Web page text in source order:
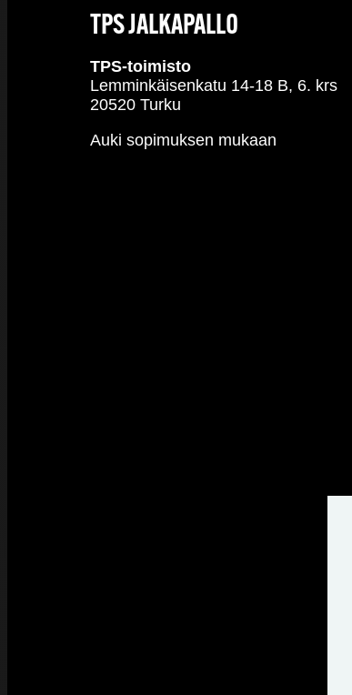
TPS JALKAPALLO
TPS-toimisto
Lemminkäisenkatu 14-18 B, 6. krs
20520 Turku
Auki sopimuksen mukaan